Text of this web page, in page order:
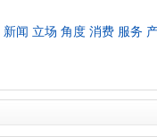
新闻 立场 角度 消费 服务